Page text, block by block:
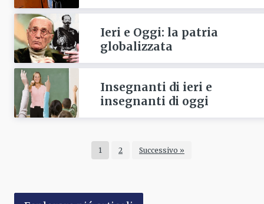
Ieri e Oggi: la patria
globalizzata
Insegnanti di ieri e
insegnanti di oggi
1 2 Successivo »